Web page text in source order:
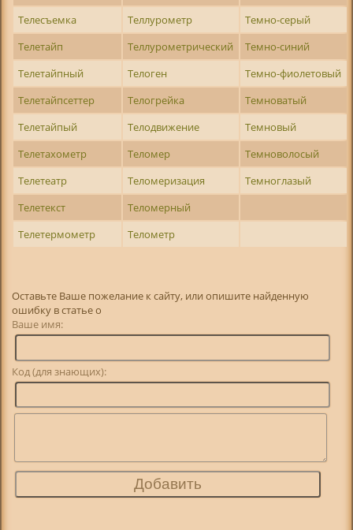
Телесъемка
Теллурометр
Темно-серый
Телетайп
Теллурометрический
Темно-синий
Телетайпный
Телоген
Темно-фиолетовый
Телетайпсеттер
Телогрейка
Темноватый
Телетайпый
Телодвижение
Темновый
Телетахометр
Теломер
Темноволосый
Телетеатр
Теломеризация
Темноглазый
Телетекст
Теломерный
Телетермометр
Телометр
Оставьте Ваше пожелание к сайту, или опишите найденную
ошибку в статье о
Ваше имя:
Код (для знающих):